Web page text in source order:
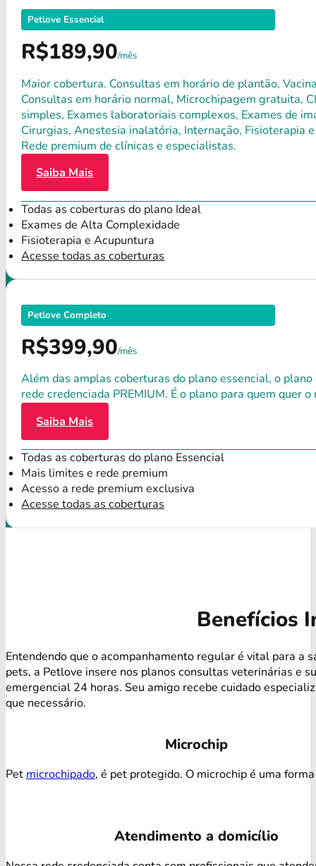
Petlove Essencial
R$189,90/mês
Maior cobertura. Consultas em horário de plantão,
Consultas em horário normal, Microchipagem gratuita,
simples, Exames laboratoriais complexos, Exames de
Cirurgias, Anestesia inalatória, Internação, Fisioterapia
Rede premium de clínicas e especialistas.
Saiba Mais
Todas as coberturas do plano Ideal
Exames de Alta Complexidade
Fisioterapia e Acupuntura
Acesse todas as coberturas
Petlove Completo
R$399,90/mês
Além das amplas coberturas do plano essencial, o
rede credenciada PREMIUM. É o plano para quem quer
Saiba Mais
Todas as coberturas do plano Essencial
Mais limites e rede premium
Acesso a rede premium exclusiva
Acesse todas as coberturas
Benefícios
Entendendo que o acompanhamento regular é vital para a
pets, a Petlove insere nos planos consultas veterinárias e
emergencial 24 horas. Seu amigo recebe cuidado
que necessário.
Microchip
Pet microchipado, é pet protegido. O microchip é uma
Atendimento a domicílio